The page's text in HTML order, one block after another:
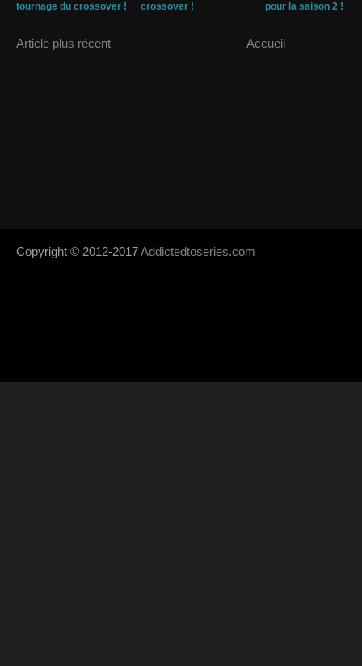
tournage du crossover !
crossover !
pour la saison 2 !
Article plus récent Accueil
Copyright © 2012-2017Addictedtoseries.com